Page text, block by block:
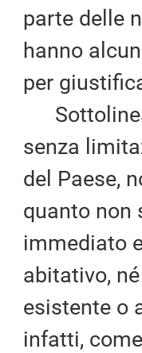
parte delle
hanno
per
senza
del Paese,
quanto non
immediato
abitativo,
esistente o
infatti,